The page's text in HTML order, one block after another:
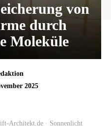
von
durch
Moleküle
2025
Architekt.de · Sonnenlicht